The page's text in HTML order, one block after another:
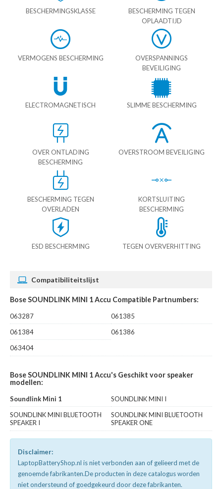
BESCHERMINGSKLASSE
BESCHERMING TEGEN
OPLAADTIJD
VERMOGENS BESCHERMING
OVERSPANNINGS
BEVEILIGING
ELECTROMAGNETISCH SLIMME BESCHERMING
OVER ONTLADING
BESCHERMING
OVERSTROOM BEVEILIGING
BESCHERMING TEGEN
OVERLADEN
KORTSLUITING
BESCHERMING
ESD BESCHERMING TEGEN OVERVERHITTING
Compatibiliteitslijst
Bose SOUNDLINK MINI 1 Accu Compatible Partnumbers:
063287
061385
061384
061386
063404
Bose SOUNDLINK MINI 1 Accu's Geschikt voor speaker
modellen:
Soundlink Mini 1
SOUNDLINK MINI I
SOUNDLINK MINI BLUETOOTH
SPEAKER I
SOUNDLINK MINI BLUETOOTH
SPEAKER ONE
Disclaimer:
LaptopBatteryShop.nl is niet verbonden aan of gelieerd met de
genoemde fabrikanten.De producten in deze catalogus worden
niet ondersteund of goedgekeurd door deze fabrikanten.